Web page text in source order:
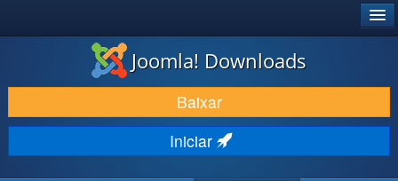
BAIXAR E APRIMORAR
DESCUBRA & APRENDA
COMUNIDADE & SUPORTE
Joomla! Downloads
Baixar
Iniciar